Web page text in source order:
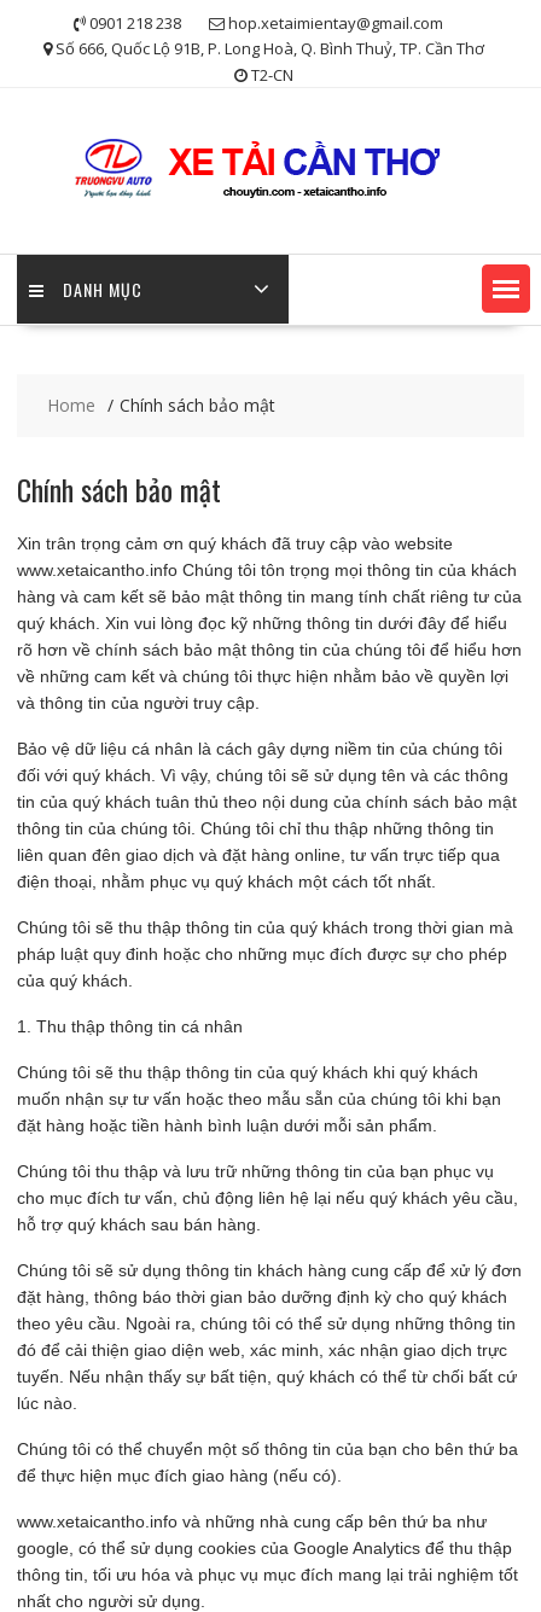
0901 218 238
hop.xetaimientay@gmail.com
Số 666, Quốc Lộ 91B, P. Long Hoà, Q. Bình Thuỷ, TP. Cần Thơ
T2-CN
DANH MỤC
Home Chính sách bảo mật
Chính sách bảo mật
Xin trân trọng cảm ơn quý khách đã truy cập vào website
www.xetaicantho.info Chúng tôi tôn trọng mọi thông tin của khách
hàng và cam kết sẽ bảo mật thông tin mang tính chất riêng tư của
quý khách. Xin vui lòng đọc kỹ những thông tin dưới đây để hiểu
rõ hơn về chính sách bảo mật thông tin của chúng tôi để hiểu hơn
về những cam kết và chúng tôi thực hiện nhằm bảo về quyền lợi
và thông tin của người truy cập.
Bảo vệ dữ liệu cá nhân là cách gây dựng niềm tin của chúng tôi
đối với quý khách. Vì vậy, chúng tôi sẽ sử dụng tên và các thông
tin của quý khách tuân thủ theo nội dung của chính sách bảo mật
thông tin của chúng tôi. Chúng tôi chỉ thu thập những thông tin
liên quan đên giao dịch và đặt hàng online, tư vấn trực tiếp qua
điện thoại, nhằm phục vụ quý khách một cách tốt nhất.
Chúng tôi sẽ thu thập thông tin của quý khách trong thời gian mà
pháp luật quy đinh hoặc cho những mục đích được sự cho phép
của quý khách.
1. Thu thập thông tin cá nhân
Chúng tôi sẽ thu thập thông tin của quý khách khi quý khách
muốn nhận sự tư vấn hoặc theo mẫu sẵn của chúng tôi khi bạn
đặt hàng hoặc tiền hành bình luận dưới mỗi sản phẩm.
Chúng tôi thu thập và lưu trữ những thông tin của bạn phục vụ
cho mục đích tư vấn, chủ động liên hệ lại nếu quý khách yêu cầu,
hỗ trợ quý khách sau bán hàng.
Chúng tôi sẽ sử dụng thông tin khách hàng cung cấp để xử lý đơn
đặt hàng, thông báo thời gian bảo dưỡng định kỳ cho quý khách
theo yêu cầu. Ngoài ra, chúng tôi có thể sử dụng những thông tin
đó để cải thiện giao diện web, xác minh, xác nhận giao dịch trực
tuyến. Nếu nhận thấy sự bất tiện, quý khách có thể từ chối bất cứ
lúc nào.
Chúng tôi có thể chuyển một số thông tin của bạn cho bên thứ ba
để thực hiện mục đích giao hàng (nếu có).
www.xetaicantho.info và những nhà cung cấp bên thứ ba như
google, có thể sử dụng cookies của Google Analytics để thu thập
thông tin, tối ưu hóa và phục vụ mục đích mang lại trải nghiệm tốt
nhất cho người sử dụng.